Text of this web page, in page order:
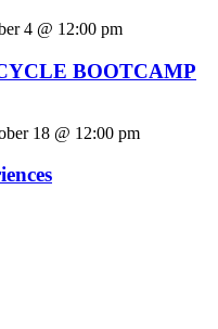
4 @ 12:00 pm
BOOTCAMP
18 @ 12:00 pm